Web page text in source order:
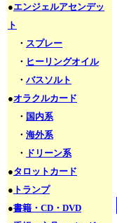
●エンジェルアセンデッ
ト
・ スプレー
・ ヒーリングオイル
・ バスソルト
●オラクルカード
・ 国内系
・ 海外系
・ ドリーン系
●タロットカード
● トランプ
●書籍・CD・DVD